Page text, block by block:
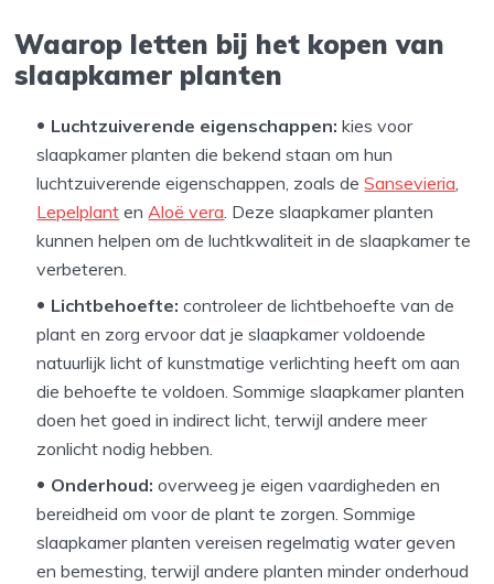
Waarop letten bij het kopen van
slaapkamer planten
Luchtzuiverende eigenschappen:kies voor
slaapkamer planten die bekend staan om hun
luchtzuiverende eigenschappen, zoals deSansevieria,
Lepelplant enAloë vera. Deze slaapkamer planten
kunnen helpen om de luchtkwaliteit in de slaapkamer te
verbeteren.
Lichtbehoefte:controleer de lichtbehoefte van de
plant en zorg ervoor dat je slaapkamer voldoende
natuurlijk licht of kunstmatige verlichting heeft om aan
die behoefte te voldoen. Sommige slaapkamer planten
doen het goed in indirect licht, terwijl andere meer
zonlicht nodig hebben.
Onderhoud:overweeg je eigen vaardigheden en
bereidheid om voor de plant te zorgen. Sommige
slaapkamer planten vereisen regelmatig water geven
en bemesting, terwijl andere planten minder onderhoud